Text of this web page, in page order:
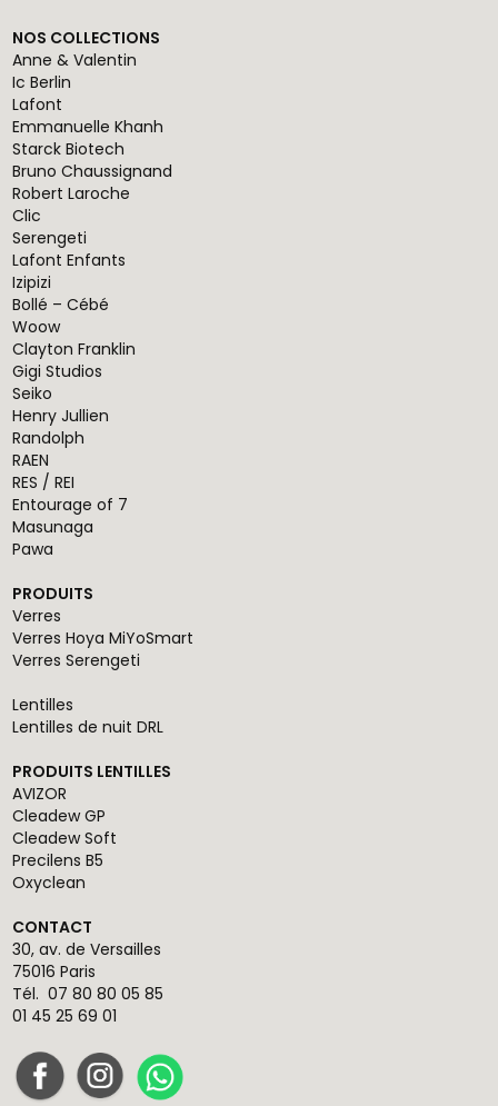
NOS COLLECTIONS
Anne & Valentin
Ic Berlin
Lafont
Emmanuelle Khanh
Starck Biotech
Bruno Chaussignand
Robert Laroche
Clic
Serengeti
Lafont Enfants
Izipizi
Bollé – Cébé
Woow
Clayton Franklin
Gigi Studios
Seiko
Henry Jullien
Randolph
RAEN
RES / REI
Entourage of 7
Masunaga
Pawa
PRODUITS
Verres
Verres Hoya MiYoSmart
Verres Serengeti
Lentilles
Lentilles de nuit DRL
PRODUITS LENTILLES
AVIZOR
Cleadew GP
Cleadew Soft
Precilens B5
Oxyclean
CONTACT
30, av. de Versailles
75016 Paris
Tél.07 80 80 05 85
01 45 25 69 01